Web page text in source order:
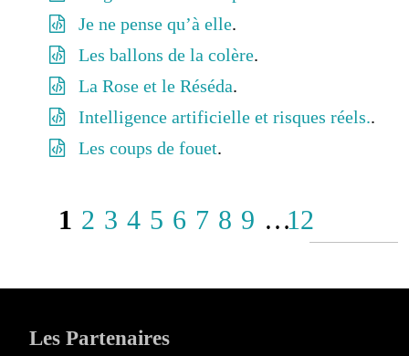
Je ne pense qu’à elle.
Les ballons de la colère.
La Rose et le Réséda.
Intelligence artificielle et risques réels..
Les coups de fouet.
1 2 3 4 5 6 7 8 9 …12
Les Partenaires